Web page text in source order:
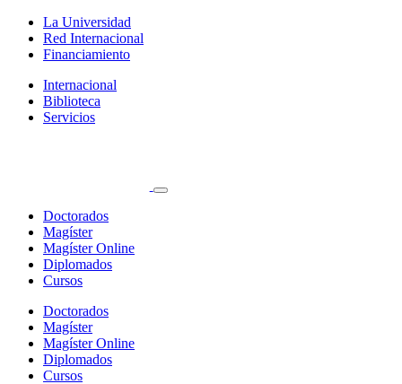
La Universidad
Red Internacional
Financiamiento
Internacional
Biblioteca
Servicios
Doctorados
Magíster
Magíster Online
Diplomados
Cursos
Doctorados
Magíster
Magíster Online
Diplomados
Cursos